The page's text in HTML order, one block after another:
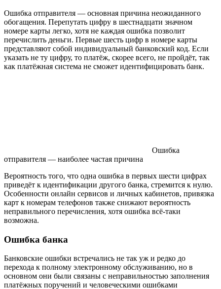
Ошибка отправителя — основная причина неожиданного
обогащения. Перепутать цифру в шестнадцати значном
номере карты легко, хотя не каждая ошибка позволит
перечислить деньги. Первые шесть цифр в номере карты
представляют собой индивидуальный банковский код. Если
указать не ту цифру, то платёж, скорее всего, не пройдёт, так
как платёжная система не сможет идентифицировать банк.
Ошибка
отправителя — наиболее частая причина
Вероятность того, что одна ошибка в первых шести цифрах
приведёт к идентификации другого банка, стремится к нулю.
Особенности онлайн сервисов и личных кабинетов, привязка
карт к номерам телефонов также снижают вероятность
неправильного перечисления, хотя ошибка всё-таки
возможна.
Ошибка банка
Банковские ошибки встречались не так уж и редко до
перехода к полному электронному обслуживанию, но в
основном они были связаны с неправильностью заполнения
платёжных поручений и человеческими ошибками